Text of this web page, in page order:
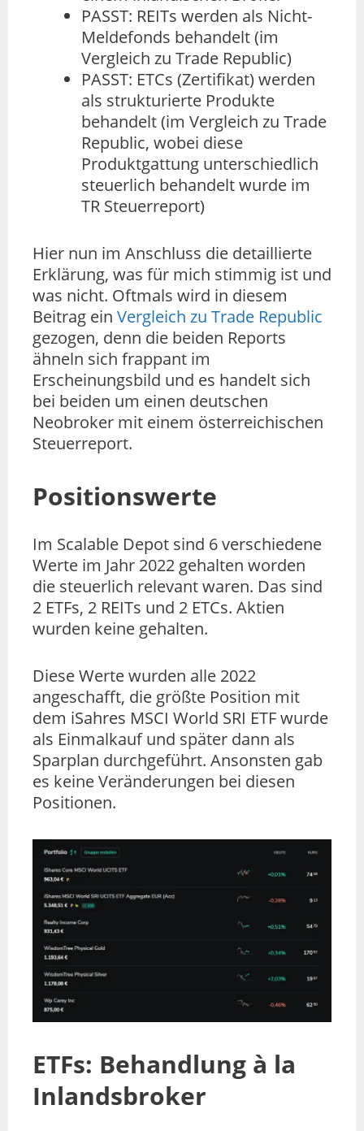
PASST: REITs werden als Nicht-
Meldefonds behandelt (im
Vergleich zu Trade Republic)
PASST: ETCs (Zertifikat) werden
als strukturierte Produkte
behandelt (im Vergleich zu Trade
Republic, wobei diese
Produktgattung unterschiedlich
steuerlich behandelt wurde im
TR Steuerreport)
Hier nun im Anschluss die detaillierte
Erklärung, was für mich stimmig ist und
was nicht. Oftmals wird in diesem
Beitrag ein Vergleich zu Trade Republic
gezogen, denn die beiden Reports
ähneln sich frappant im
Erscheinungsbild und es handelt sich
bei beiden um einen deutschen
Neobroker mit einem österreichischen
Steuerreport.
Positionswerte
Im Scalable Depot sind 6 verschiedene
Werte im Jahr 2022 gehalten worden
die steuerlich relevant waren. Das sind
2 ETFs, 2 REITs und 2 ETCs. Aktien
wurden keine gehalten.
Diese Werte wurden alle 2022
angeschafft, die größte Position mit
dem iSahres MSCI World SRI ETF wurde
als Einmalkauf und später dann als
Sparplan durchgeführt. Ansonsten gab
es keine Veränderungen bei diesen
Positionen.
ETFs: Behandlung à la
Inlandsbroker